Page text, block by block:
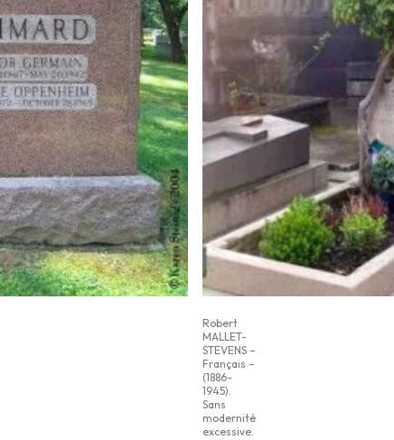
Robert
MALLET-
STEVENS –
Français –
(1886-
1945).
Sans
modernité
excessive.